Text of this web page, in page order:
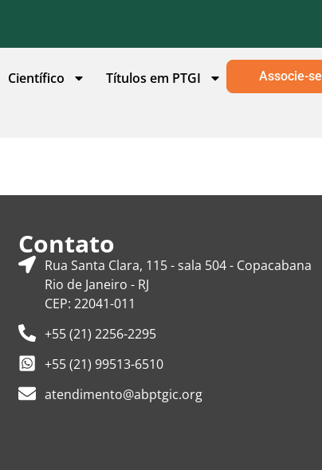
Científico Títulos em PTGI Associe-se
Contato
Rua Santa Clara, 115 - sala 504 - Copacabana
Rio de Janeiro - RJ
CEP: 22041-011
+55 (21) 2256-2295
+55 (21) 99513-6510
atendimento@abptgic.org